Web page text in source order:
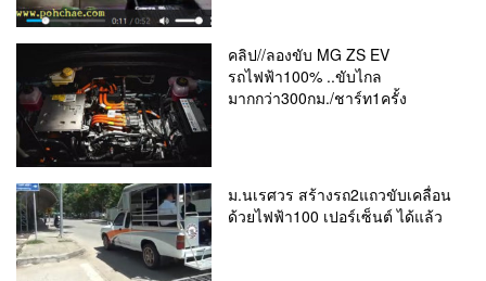
คลิป//ลองขับ MG ZS EV
รถไฟฟ้า100% ..ขับไกล
มากกว่า300กม./ชาร์ท1ครั้ง
ม.นเรศวร สร้างรถ2แถวขับเคลื่อน
ด้วยไฟฟ้า100 เปอร์เซ็นต์ ได้แล้ว